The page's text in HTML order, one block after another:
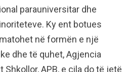
parauniversitar dhe
Ky ent botues
në formën e një
dhe të quhet, Agjencia
APB, e cila do të jetë